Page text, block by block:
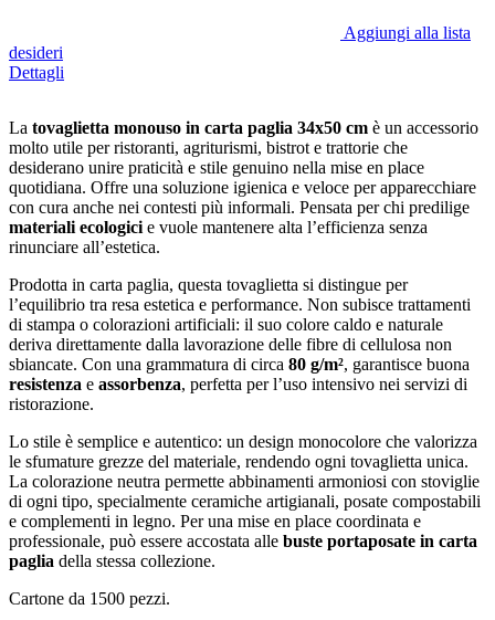
Aggiungi alla lista
desideri
Dettagli
La tovaglietta monouso in carta paglia 34x50 cm è un accessorio
molto utile per ristoranti, agriturismi, bistrot e trattorie che
desiderano unire praticità e stile genuino nella mise en place
quotidiana. Offre una soluzione igienica e veloce per apparecchiare
con cura anche nei contesti più informali. Pensata per chi predilige
materiali ecologici e vuole mantenere alta l’efficienza senza
rinunciare all’estetica.
Prodotta in carta paglia, questa tovaglietta si distingue per
l’equilibrio tra resa estetica e performance. Non subisce trattamenti
di stampa o colorazioni artificiali: il suo colore caldo e naturale
deriva direttamente dalla lavorazione delle fibre di cellulosa non
sbiancate. Con una grammatura di circa 80 g/m², garantisce buona
resistenza e assorbenza, perfetta per l’uso intensivo nei servizi di
ristorazione.
Lo stile è semplice e autentico: un design monocolore che valorizza
le sfumature grezze del materiale, rendendo ogni tovaglietta unica.
La colorazione neutra permette abbinamenti armoniosi con stoviglie
di ogni tipo, specialmente ceramiche artigianali, posate compostabili
e complementi in legno. Per una mise en place coordinata e
professionale, può essere accostata alle buste portaposate in carta
paglia della stessa collezione.
Cartone da 1500 pezzi.